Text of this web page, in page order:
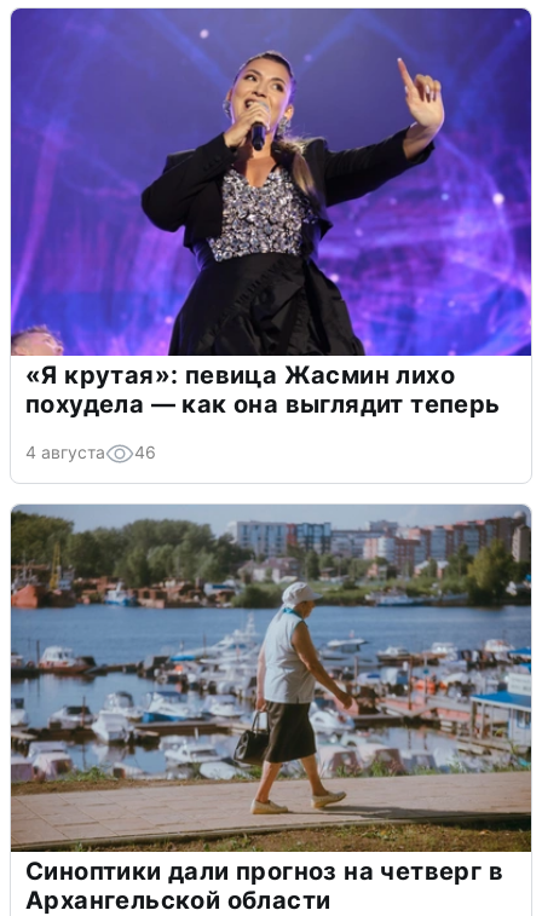
«Я крутая»: певица Жасмин лихо
похудела — как она выглядит теперь
4 августа 46
Синоптики дали прогноз на четверг в
Архангельской области